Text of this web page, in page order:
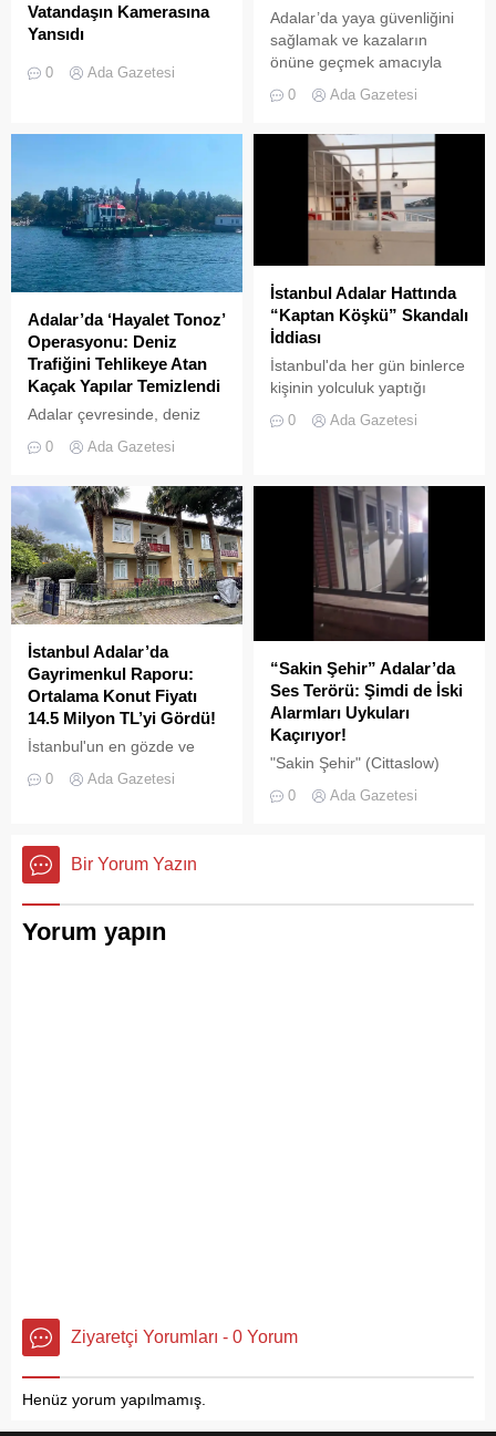
Vatandaşın Kamerasına
Yansıdı
leylek sürülerinin Adalar
İstanbul’da, yüzlerce
leyleğin Adalar
semalarındaki süzülüşü cep
telefonu kameralarına
yansıdı. Marmara Denizi ve
gökyüzünde süzülen
devasa leylek sürüsü,
izleyenlere adeta görsel bir
şölen sundu. Sürüler
halinde termal hava...
0 Ada Gazetesi
Adalar’da yaya güvenliğini
sağlamak ve kazaların
önüne geçmek amacıyla
kiralama yasağı” adeta hiçe
yansıyan son görüntüler,
yasağın delindiğini ve
denetimlerin yetersiz
kaldığını bir kez daha gözler
önüne serdi. Adalar’da
UKOME (Ulaşım
Koordinasyon Merkezi)
kararları doğrultusunda
ticari amaçlı elektrikli bisiklet
ve scooter kiralama
faaliyetleri yasaklanmış
durumda....
0 Ada Gazetesi
Adalar’da ‘Hayalet Tonoz’
Operasyonu: Deniz
Trafiğini Tehlikeye Atan
Kaçak Yapılar Temizlendi
Adalar çevresinde, deniz
çevre kirliliğine neden olan
geniş çaplı bir temizlik ve
denetim operasyonu
gerçekleştirildi.
0 Ada Gazetesi
İstanbul Adalar Hattında
“Kaptan Köşkü” Skandalı
İddiası
İstanbul'da her gün binlerce
kişinin yolculuk yaptığı
görüntüler "bu kadarına da
0 Ada Gazetesi
İstanbul Adalar’da
Gayrimenkul Raporu:
Ortalama Konut Fiyatı
14.5 Milyon TL’yi Gördü!
İstanbul'un en gözde ve
tarihi lokasyonlarından biri
olan Adalar ilçesinde,
0 Ada Gazetesi
“Sakin Şehir” Adalar’da
Ses Terörü: Şimdi de İski
Alarmları Uykuları
Kaçırıyor!
"Sakin Şehir" (Cittaslow)
adayı olan İstanbul’un incisi
Adalar'da gürültü kirliliği
0 Ada Gazetesi
Bir Yorum Yazın
Yorum yapın
Ziyaretçi Yorumları - 0 Yorum
Henüz yorum yapılmamış.